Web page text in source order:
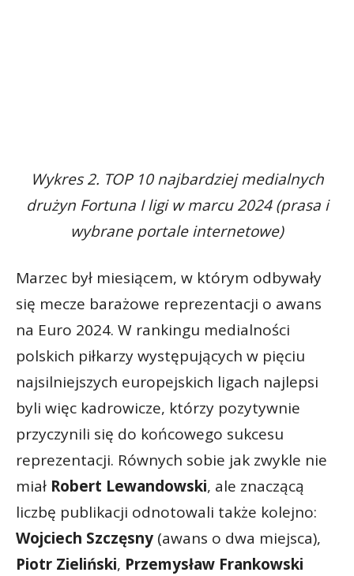
Wykres 2. TOP 10 najbardziej medialnych
drużyn Fortuna I ligi w marcu 2024 (prasa i
wybrane portale internetowe)
Marzec był miesiącem, w którym odbywały
się mecze barażowe reprezentacji o awans
na Euro 2024. W rankingu medialności
polskich piłkarzy występujących w pięciu
najsilniejszych europejskich ligach najlepsi
byli więc kadrowicze, którzy pozytywnie
przyczynili się do końcowego sukcesu
reprezentacji. Równych sobie jak zwykle nie
miał Robert Lewandowski, ale znaczącą
liczbę publikacji odnotowali także kolejno:
Wojciech Szczęsny (awans o dwa miejsca),
Piotr Zieliński, Przemysław Frankowski